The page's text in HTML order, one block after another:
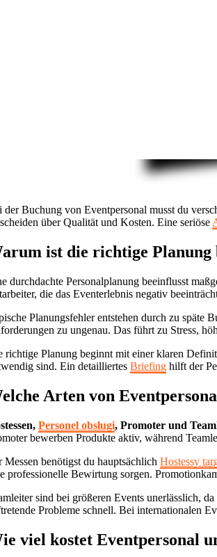
der Buchung von Eventpersonal musst du
über Qualität und Kosten. Eine seriöse
ist die richtige Planung
durchdachte Personalplanung beeinflusst
die das Eventerlebnis negativ
Planungsfehler entstehen durch zu späte
zu ungenau. Das führt zu Stress,
richtige Planung beginnt mit einer klaren
sind. Ein detailliertesBriefing hilft der
Arten von
Personel obsługi, Promoter und
bewerben Produkte aktiv, während
Messen benötigst du hauptsächlichHostessy
professionelle Bewirtung sorgen.
sind bei größeren Events unerlässlich,
Probleme schnell. Bei internationalen
viel kostet Eventpersonal